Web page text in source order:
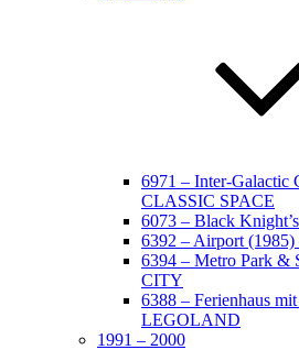
6971 – Inter-Galactic
CLASSIC SPACE
6073 – Black
6392 – Airport
6394 – Metro Park &
CITY
6388 – Ferienhaus
LEGOLAND
1991 – 2000